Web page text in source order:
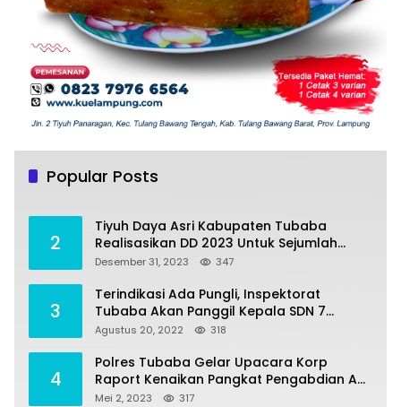
Popular Posts
Pembangunan
Juli 4, 2022
2
Tiyuh Daya Asri Kabupaten Tubaba
Realisasikan DD 2023 Untuk Sejumlah
Program Pembangunan
Desember 31, 2023 347
3
Terindikasi Ada Pungli, Inspektorat
Tubaba Akan Panggil Kepala SDN 7
Penumangan Baru
Agustus 20, 2022 318
4
Polres Tubaba Gelar Upacara Korp
Raport Kenaikan Pangkat Pengabdian AKP
Alaidin Effendi
Mei 2, 2023 317